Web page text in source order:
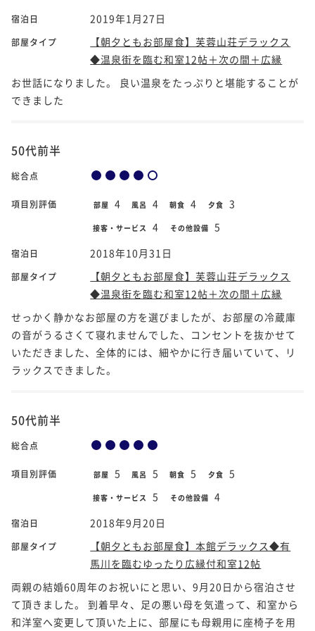
宿泊日 2019年1月27日
部屋タイプ
【朝夕ともお部屋食】芙蓉山荘デラックス
◆温泉街を臨む和室12帖＋次の間＋広縁
お世話になりました。 良い温泉をたっぷりと堪能することが
できました
50代前半
総合点
項目別評価 部屋 4 風呂 4 朝食 4 夕食 3
接客・サービス 4 その他設備 5
宿泊日 2018年10月31日
部屋タイプ
【朝夕ともお部屋食】芙蓉山荘デラックス
◆温泉街を臨む和室12帖＋次の間＋広縁
せっかく静かなお部屋の方を選びましたが、お部屋の冷蔵庫
の音がうるさくて寝れませんでした、コンセントを抜かせて
いただきました、全体的には、細やかに行き届いていて、リ
ラックスできました。
50代前半
総合点
項目別評価 部屋 5 風呂 5 朝食 5 夕食 5
接客・サービス 5 その他設備 4
宿泊日 2018年9月20日
部屋タイプ
【朝夕ともお部屋食】本館デラックス◆有
馬川を臨むゆったり広縁付和室12帖
両親の結婚60周年のお祝いにと思い、9月20日から宿泊させ
て頂きました。 到着早々、足の悪い母を気遣って、和室から
和洋室へ変更して頂いた上に、部屋にも母親用に座椅子を用